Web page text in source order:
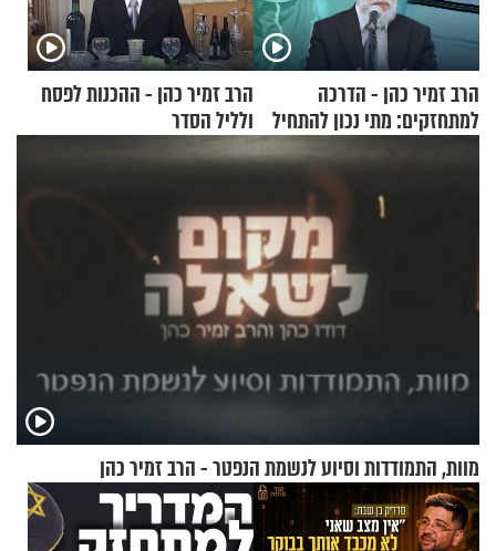
הרב זמיר כהן - הדרכה
למתחזקים: מתי נכון להתחיל
הרב זמיר כהן - ההכנות לפסח
ולליל הסדר
מוות, התמודדות וסיוע לנשמת הנפטר - הרב זמיר כהן